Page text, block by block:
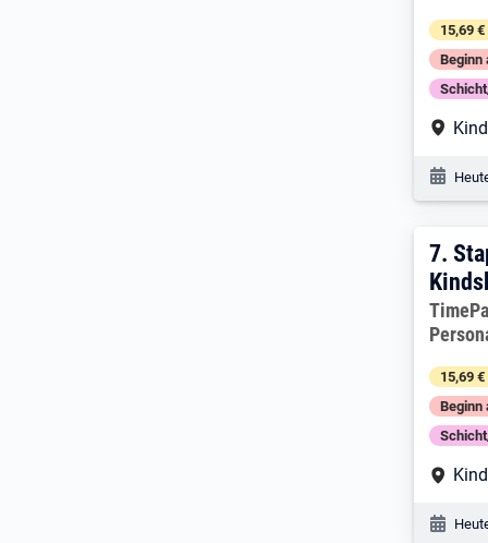
15,69
Beginn
7.
7.
15,69
Beginn